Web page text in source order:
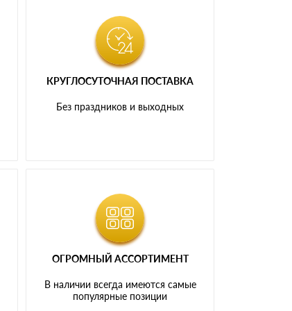
КРУГЛОСУТОЧНАЯ ПОСТАВКА
Без праздников и выходных
ОГРОМНЫЙ АССОРТИМЕНТ
В наличии всегда имеются самые
популярные позиции